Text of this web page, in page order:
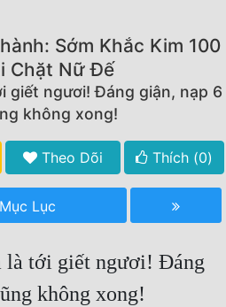
Sớm Khắc Kim 100
Chặt Nữ Đế
giết ngươi! Đáng giận, nạp 6
không xong!
Theo Dõi Thích (0)
Mục Lục
là tới giết ngươi! Đáng
không xong!